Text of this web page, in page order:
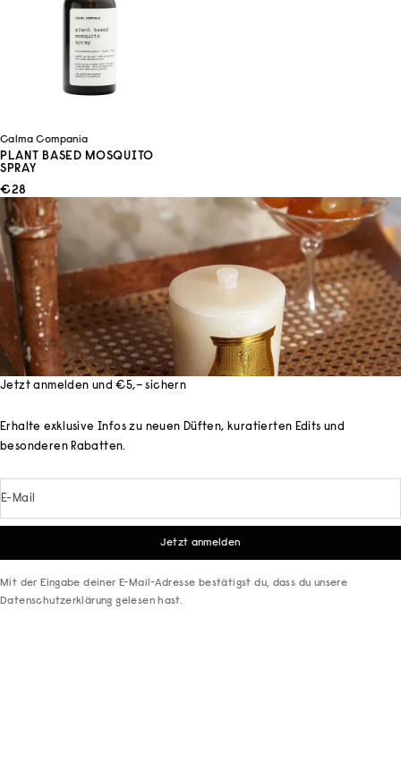
Calma Compania
PLANT BASED MOSQUITO
SPRAY
ANGEBOT
€28
Jetzt anmelden und €5,– sichern
Erhalte exklusive Infos zu neuen Düften, kuratierten Edits und
besonderen Rabatten.
E-Mail
Jetzt anmelden
Mit der Eingabe deiner E-Mail-Adresse bestätigst du, dass du unsere
Datenschutzerklärung gelesen hast.